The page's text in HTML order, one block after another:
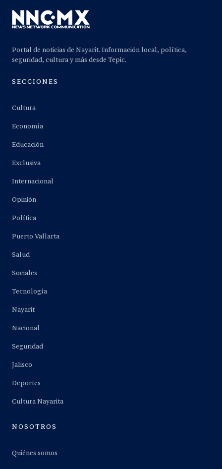
Portal de noticias de Nayarit. Información local, política,
seguridad, cultura y más desde Tepic.
SECCIONES
Cultura
Economía
Educación
Exclusiva
Internacional
Opinión
Política
Puerto Vallarta
Salud
Sociales
Tecnología
Nayarit
Nacional
Seguridad
Jalisco
Deportes
Cultura Nayarita
NOSOTROS
Quiénes somos